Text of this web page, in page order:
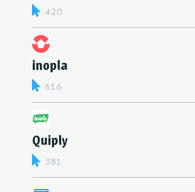
420
inopla
616
Quiply
381